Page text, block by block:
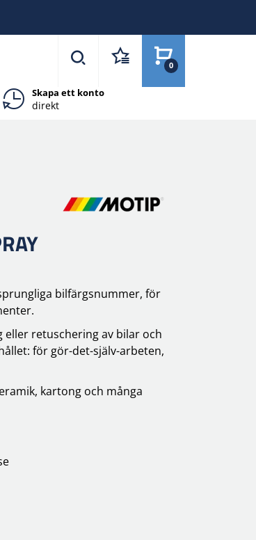
0
Skapa ett konto
direkt
bilfärgsnummer, för
retuschering av bilar och
för gör-det-själv-arbeten,
kartong och många